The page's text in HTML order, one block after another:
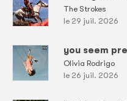
The Strokes
le 29 juil. 2026
you seem
Olivia Rodrigo
le 26 juil. 2026